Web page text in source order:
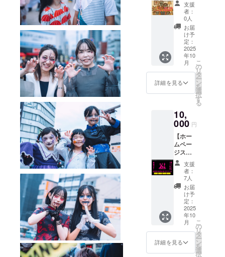
ことも
ござい
ます。
※当日集
合いた
だく場
所や確
認方法
などは
でお送
りしま
のファ
ストパ
スは1名
様のみ
有効と
させて
いただ
きま
す。複
数人の
場合は
人数分
ご支援
よろし
くお願
す。
ゾンビ
変身体
験コー
ナー 料
金は別
途当日
お支払
いくだ
さい。
※ファス
トパス
時刻に
来られ
少しお
待ちい
ただく
ことも
ござい
ます。
※当日集
合いた
だく場
所や確
認方法
などは
でお送
りしま
「ゾン
ビ休憩
所」に
なりま
す。 ゾ
ンビに
疲れた
身も心
も休め
るため
の空間
を提供
しま
す。 ５
人まで
期間中
利用可
能で
す。疲
れた時
寛ぐス
ペース
として
ご利用
くださ
い。※飲
食はOK
用権
（ファ
ミ
リー）
】 横川
本通り
商店街
にあ
る、学
びの本
質を伝
える
は、教
えな
い」個
別指導
塾浜崎
アカデ
ミーが
「ゾン
ビ休憩
所」に
なりま
す。 ゾ
ンビに
疲れた
身も心
も休め
るため
支援
者：
0人
お届
け予
定：
2025
年10
月
詳細を見る
こ
の
リ
タ
ー
ン
を
選
択
す
る
10,
000 円
【ホー
ムペー
ジスポ
ンサー
（企
業・団
体）】
横川ゾ
ンビナ
イト公
式サイ
トにご
支援い
ただい
た企
支援
者：
7人
お届
け予
定：
2025
年10
月
詳細を見る
こ
の
リ
タ
ー
ン
を
選
択